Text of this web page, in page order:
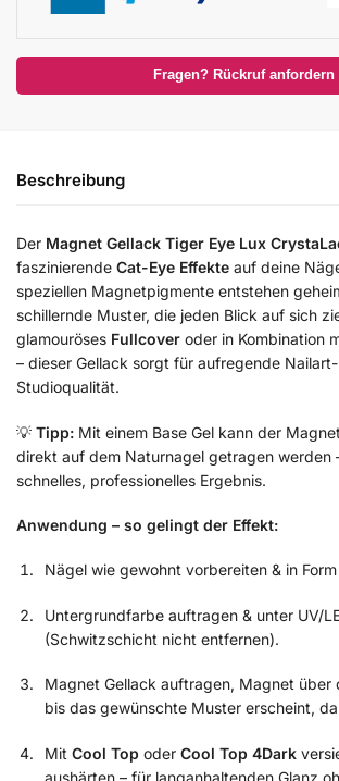
Fragen? Rückruf anfordern
Beschreibung
Der Magnet Gellack Tiger Eye Lux
faszinierende Cat-Eye Effekte auf deine
speziellen Magnetpigmente entstehen
schillernde Muster, die jeden Blick auf sich
glamouröses Fullcover oder in Kombination
– dieser Gellack sorgt für aufregende
Studioqualität.
💡 Tipp: Mit einem Base Gel kann der
direkt auf dem Naturnagel getragen werden
schnelles, professionelles Ergebnis.
Anwendung – so gelingt der Effekt:
Nägel wie gewohnt vorbereiten & in
Untergrundfarbe auftragen & unter UV/
(Schwitzschicht nicht entfernen).
Magnet Gellack auftragen, Magnet über
bis das gewünschte Muster erscheint,
Mit Cool Top oder Cool Top 4Dark
aushärten – für langanhaltenden Glanz